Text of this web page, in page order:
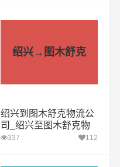
绍兴→图木舒克
绍兴到图木舒克物流公
司_绍兴至图木舒克物
流专线
337 112